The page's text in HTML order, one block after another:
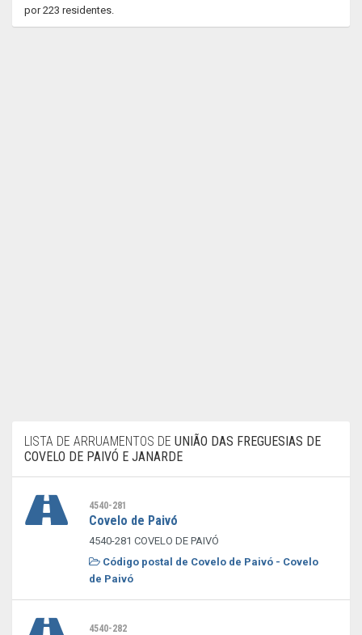
por 223 residentes.
LISTA DE ARRUAMENTOS DE UNIÃO DAS FREGUESIAS DE
COVELO DE PAIVÓ E JANARDE
4540-281
Covelo de Paivó
4540-281 COVELO DE PAIVÓ
Código postal de Covelo de Paivó - Covelo
de Paivó
4540-282